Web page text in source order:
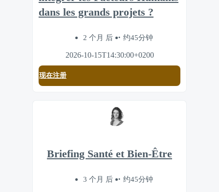
dans les grands projets ?
2 个月 后 约45分钟
2026-10-15T14:30:00+0200
现在注册
Briefing Santé et Bien-Être
3 个月 后 约45分钟